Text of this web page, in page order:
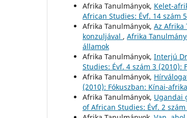
Afrika Tanulmányok, Kelet-
African Studies: Évf. 14 szám
Afrika Tanulmányok, Az
konzuljával , Afrika
államok
Afrika Tanulmányok, Interjú
Studies: Évf. 4 szám 3 (2010):
Afrika Tanulmányok,
(2010): Fókuszban: Kínai-
Afrika Tanulmányok, Ugandai
of African Studies: Évf. 2